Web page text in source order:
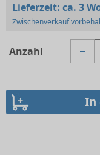
Lieferzeit: ca. 3
Zwischenverkauf
Anzahl